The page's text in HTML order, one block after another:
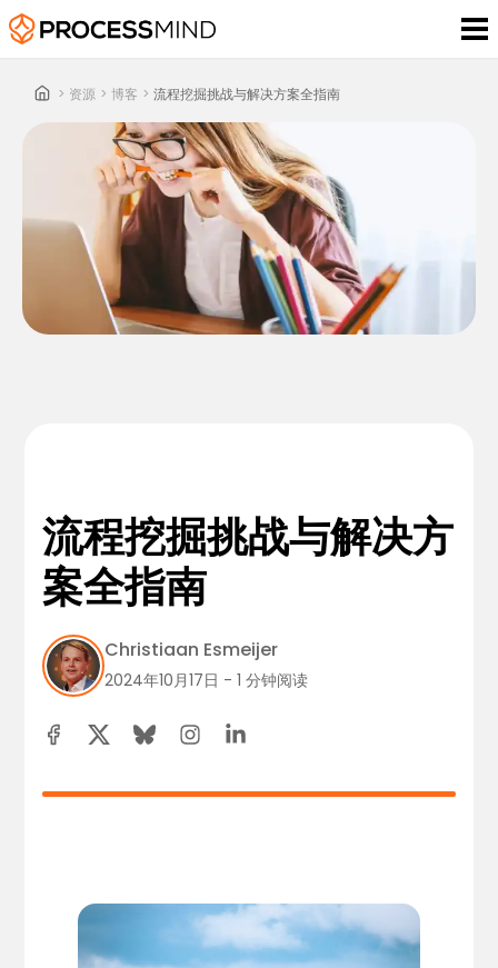
> 资源 > 博客 > 流程挖掘挑战与解决方案全指南
流程挖掘挑战与解决方
案全指南
Christiaan Esmeijer
2024年10月17日 - 1 分钟阅读